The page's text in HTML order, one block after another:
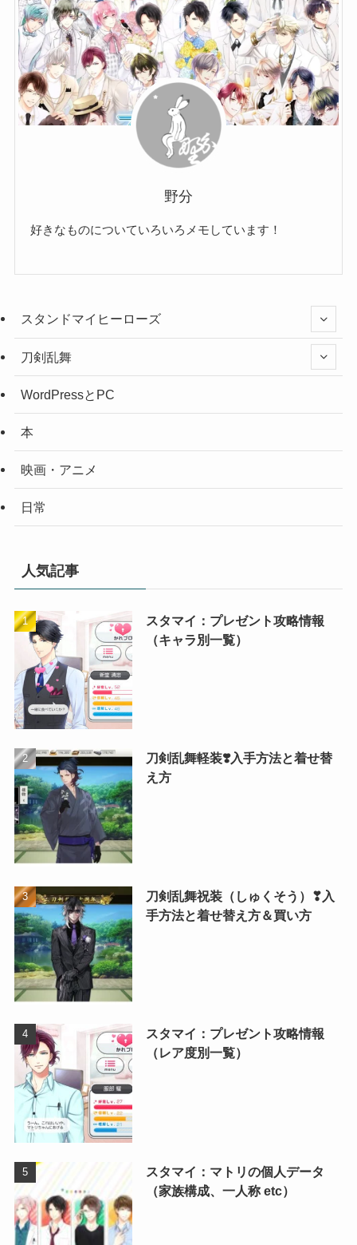
野分
好きなものについていろいろメモしています！
スタンドマイヒーローズ
刀剣乱舞
WordPressとPC
本
映画・アニメ
日常
人気記事
スタマイ：プレゼント攻略情報
（キャラ別一覧）
刀剣乱舞軽装❣️入手方法と着せ替
え方
刀剣乱舞祝装（しゅくそう）❣入
手方法と着せ替え方＆買い方
スタマイ：プレゼント攻略情報
（レア度別一覧）
スタマイ：マトリの個人データ
（家族構成、一人称 etc）